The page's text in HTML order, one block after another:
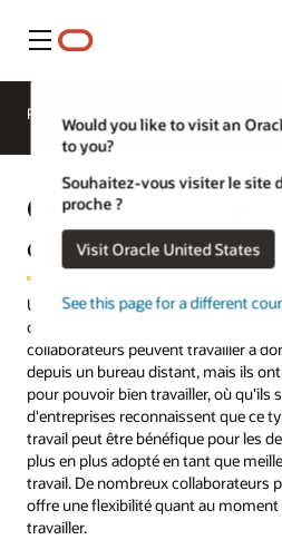
Menu
Would you like to visit an
to you?
Souhaitez-vous visiter le site
proche ?
Visit Oracle United States
See this page for a different
Présentation
Qu'est-ce qu'un
distribué ?
Un personnel distribué est créé
organisation ne sont pas liés à un
collaborateurs peuvent travailler à
depuis un bureau distant, mais ils
pour pouvoir bien travailler, où qu'ils
d'entreprises reconnaissent que ce
travail peut être bénéfique pour les
plus en plus adopté en tant que
travail. De nombreux collaborateurs
offre une flexibilité quant au
travailler.